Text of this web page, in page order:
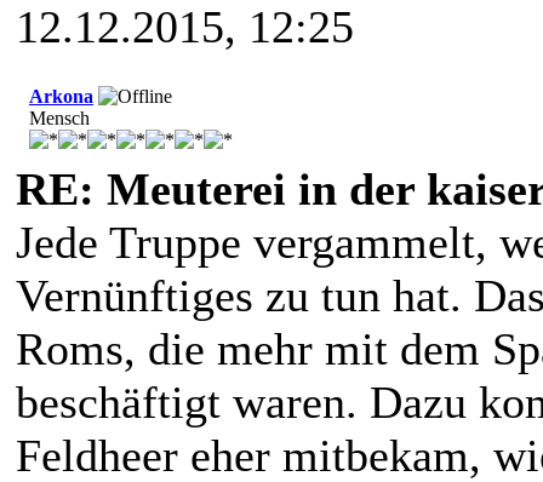
12.12.2015, 12:25
Arkona
Mensch
RE: Meuterei in der
Jede Truppe vergammelt,
Vernünftiges zu tun hat.
Roms, die mehr mit dem
beschäftigt waren. Dazu
Feldheer eher mitbekam,